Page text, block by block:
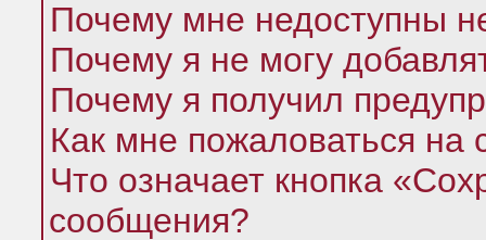
Почему мне недоступны
Почему я не могу
Почему я получил
Как мне пожаловаться
Что означает кнопка
сообщения?